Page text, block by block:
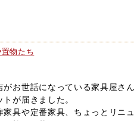
物たち
がお世話になっている家具屋さ
トが届きました。
家具や定番家具、ちょっとリニ